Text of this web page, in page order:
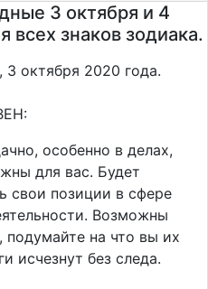
3 октября и 4
всех знаков зодиака.
3 октября 2020 года.
особенно в делах,
для вас. Будет
свои позиции в сфере
Возможны
подумайте на что вы их
исчезнут без следа.